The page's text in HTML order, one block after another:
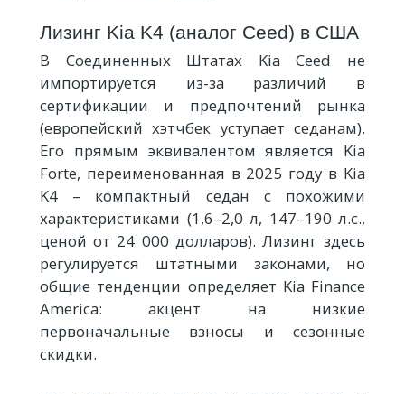
Лизинг Kia K4 (аналог Ceed) в США
В Соединенных Штатах Kia Ceed не
импортируется из-за различий в
сертификации и предпочтений рынка
(европейский хэтчбек уступает седанам).
Его прямым эквивалентом является Kia
Forte, переименованная в 2025 году в Kia
K4 – компактный седан с похожими
характеристиками (1,6–2,0 л, 147–190 л.с.,
ценой от 24 000 долларов). Лизинг здесь
регулируется штатными законами, но
общие тенденции определяет Kia Finance
America: акцент на низкие
первоначальные взносы и сезонные
скидки.